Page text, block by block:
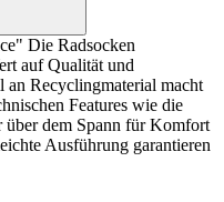
Die Radsocken
auf Qualität und
Recyclingmaterial macht
Features wie die
dem Spann für Komfort
Ausführung garantieren